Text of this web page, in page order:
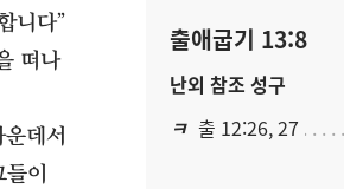
니다”
떠나
데서
이
출애굽기 13:8
난외 참조 성구
ㅋ 출 12:26, 27